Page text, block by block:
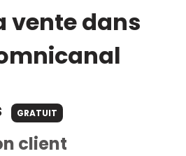
vente dans
GRATUIT
client